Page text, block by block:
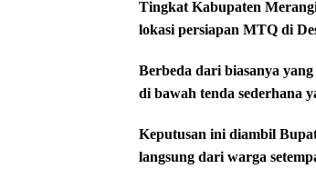
Tingkat Kabupaten
lokasi persiapan MTQ di
Berbeda dari biasanya
di bawah tenda sederhana
Keputusan ini diambil
langsung dari warga